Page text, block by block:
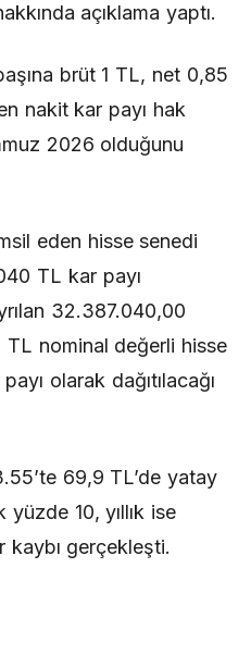
açıklama yaptı.
brüt 1 TL, net 0,85
nakit kar payı hak
2026 olduğunu
eden hisse senedi
TL kar payı
32.387.040,00
TL nominal değerli hisse
olarak dağıtılacağı
69,9 TL’de yatay
10, yıllık ise
kaybı gerçekleşti.